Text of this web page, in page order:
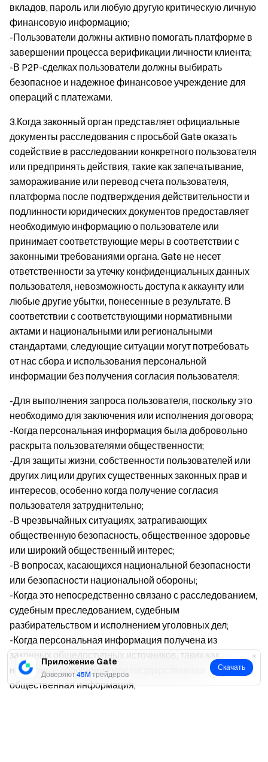
Приложение Gate
Доверяют45Mтрейдеров
Скачать
вкладов, пароль или любую другую критическую личную
финансовую информацию;
-Пользователи должны активно помогать платформе в
завершении процесса верификации личности клиента;
-В P2P-сделках пользователи должны выбирать
безопасное и надежное финансовое учреждение для
операций с платежами.
3.Когда законный орган представляет официальные
документы расследования с просьбой Gate оказать
содействие в расследовании конкретного пользователя
или предпринять действия, такие как запечатывание,
замораживание или перевод счета пользователя,
платформа после подтверждения действительности и
подлинности юридических документов предоставляет
необходимую информацию о пользователе или
принимает соответствующие меры в соответствии с
законными требованиями органа. Gate не несет
ответственности за утечку конфиденциальных данных
пользователя, невозможность доступа к аккаунту или
любые другие убытки, понесенные в результате. В
соответствии с соответствующими нормативными
актами и национальными или региональными
стандартами, следующие ситуации могут потребовать
от нас сбора и использования персональной
информации без получения согласия пользователя:
-Для выполнения запроса пользователя, поскольку это
необходимо для заключения или исполнения договора;
-Когда персональная информация была добровольно
раскрыта пользователями общественности;
-Для защиты жизни, собственности пользователей или
других лиц или других существенных законных прав и
интересов, особенно когда получение согласия
пользователя затруднительно;
-В чрезвычайных ситуациях, затрагивающих
общественную безопасность, общественное здоровье
или широкий общественный интерес;
-В вопросах, касающихся национальной безопасности
или безопасности национальной обороны;
-Когда это непосредственно связано с расследованием,
судебным преследованием, судебным
разбирательством и исполнением уголовных дел;
-Когда персональная информация получена из
законных общедоступных источников, таких как
новостные сообщения или государственная
общественная информация;